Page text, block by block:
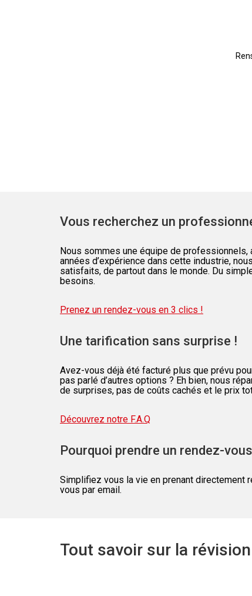
Vous recherchez un
Nous sommes une équipe de
années d’expérience dans cette industrie,
satisfaits, de partout dans le monde. Du
besoins.
Prenez un rendez-vous en 3 clics !
Une tarification sans surprise !
Avez-vous déjà été facturé plus que prévu
pas parlé d’autres options ? Eh bien, nous
de surprises, pas de coûts cachés et le prix
Découvrez notre F.A.Q
Pourquoi prendre un rendez-
Simplifiez vous la vie en prenant directement
vous par email.
Tout savoir sur la révision